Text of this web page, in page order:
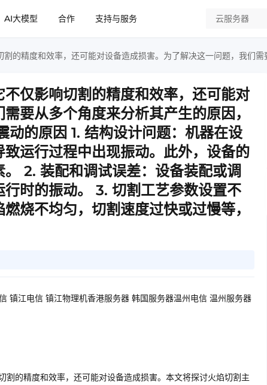
AI大模型 合作
支持与服务
仅影响切割的精度和效率，还可能对
要从多个角度来分析其产生的原因，
的原因 1. 结构设计问题：机器在设
运行过程中出现振动。此外，设备的
2. 装配和调试误差：设备装配或调
时的振动。 3. 切割工艺参数设置不
烧不均匀，切割速度过快或过慢等，
江电信 镇江物理机香港服务器 韩国服务器温州电信 温州服务器
的精度和效率，还可能对设备造成损害。本文将探讨火焰切割主